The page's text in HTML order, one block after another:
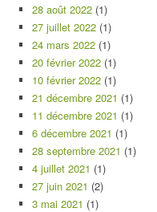
28 août 2022 (1)
27 juillet 2022 (1)
24 mars 2022 (1)
20 février 2022 (1)
10 février 2022 (1)
21 décembre 2021 (1)
11 décembre 2021 (1)
6 décembre 2021 (1)
28 septembre 2021 (1)
4 juillet 2021 (1)
27 juin 2021 (2)
3 mai 2021 (1)